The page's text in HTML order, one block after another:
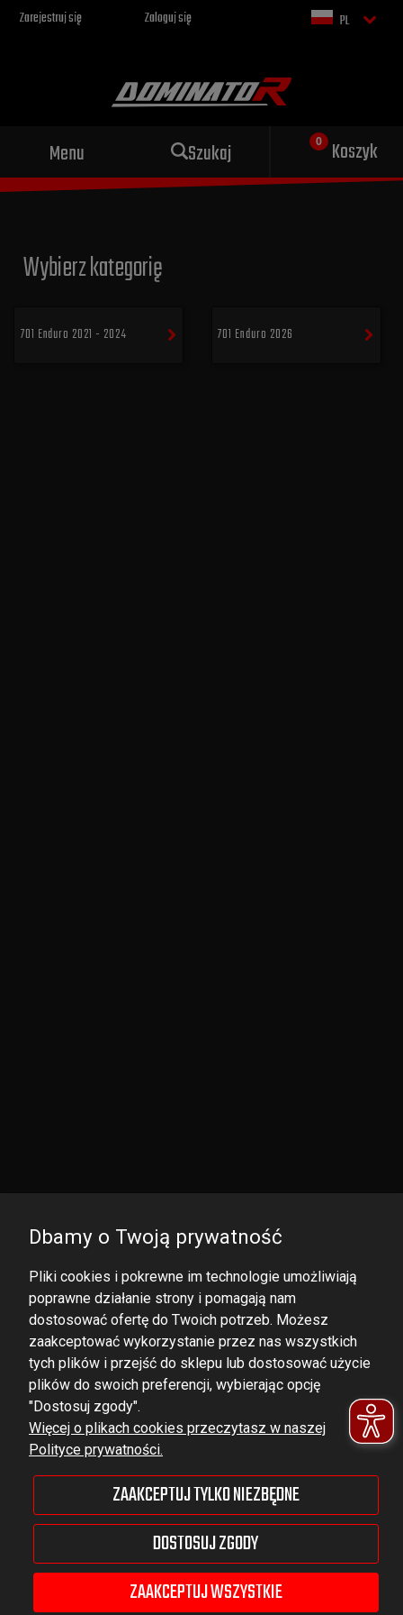
Zarejestruj się Zaloguj się PL
Menu Szukaj Koszyk
Sportowy wydech dla Twojego
Wybierz kategorię
701 Enduro 2021 - 2024 701 Enduro 2026
DOMINATOR GROUP Sp. z o.o.
Ludowa 59, 43-514 Kaniów,
POLAND
VAT ID No.: 6521751083
dominator@dominator.pl
© Copyright 2022 | Dominator Group Sp. z o. o.
Dbamy o Twoją prywatność
Pliki cookies i pokrewne im technologie umożliwiają
poprawne działanie strony i pomagają nam
dostosować ofertę do Twoich potrzeb. Możesz
zaakceptować wykorzystanie przez nas wszystkich
tych plików i przejść do sklepu lub dostosować użycie
plików do swoich preferencji, wybierając opcję
"Dostosuj zgody".
Więcej o plikach cookies przeczytasz w naszej
Polityce prywatności.
ZAAKCEPTUJ TYLKO NIEZBĘDNE
DOSTOSUJ ZGODY
ZAAKCEPTUJ WSZYSTKIE